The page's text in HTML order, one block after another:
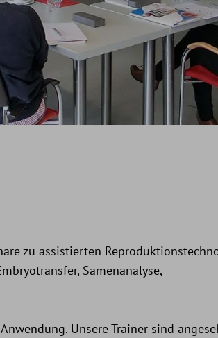
zu assistierten
Samenanalyse,
Unsere Trainer sind